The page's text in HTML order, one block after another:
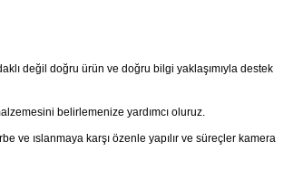
değil doğru ürün ve doğru bilgi yaklaşımıyla destek
belirlemenize yardımcı oluruz.
ve ıslanmaya karşı özenle yapılır ve süreçler kamera